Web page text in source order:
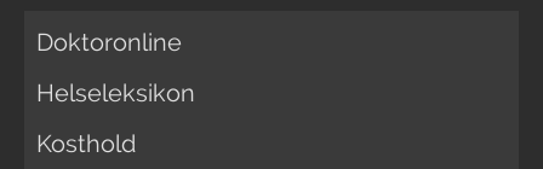
Doktoronline
Helseleksikon
Kosthold